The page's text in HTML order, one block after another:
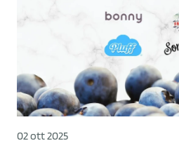
02 ott 2025